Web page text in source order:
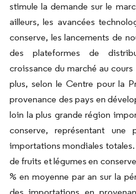
stimule la demande sur le
ailleurs, les avancées
conserve, les lancements de
des plateformes de
croissance du marché au
plus, selon le Centre pour la
provenance des pays en
loin la plus grande région
conserve, représentant
importations mondiales
de fruits et légumes en
% en moyenne par an sur la